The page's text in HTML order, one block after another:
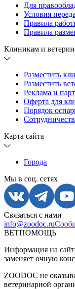
Для
Условия
Правила
Правила
Клиникам и
Разместить
Разместить
Реклама и
Оферта для
Порядок
Карта сайта
Города
Мы в соц. сетях
Связаться с нами
info@zoodoc.ru
ВЕТПОМОЩЬ
Информация на
заменяет очную
ZOODOC не
ветеринарной